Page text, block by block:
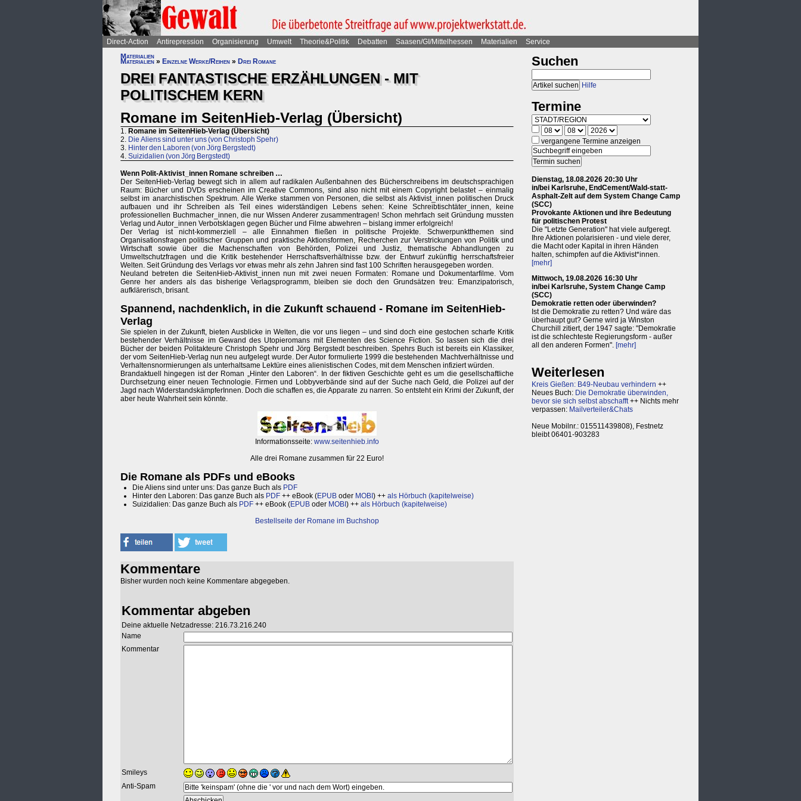
Direct-Action Antirepression Organisierung Umwelt Theorie&Politik Debatten Saasen/GI/Mittelhessen Materialien
Service
Materialien
Materialien » Einzelne Werke/Reihen » Drei Romane
DREI FANTASTISCHE ERZÄHLUNGEN - MIT
POLITISCHEM KERN
Romane im SeitenHieb-Verlag (Übersicht)
1. Romane im SeitenHieb-Verlag (Übersicht)
2. Die Aliens sind unter uns (von Christoph Spehr)
3. Hinter den Laboren (von Jörg Bergstedt)
4. Suizidalien (von Jörg Bergstedt)
Wenn Polit-Aktivist_innen Romane schreiben …
Der SeitenHieb-Verlag bewegt sich in allem auf radikalen Außenbahnen des Bücherschreibens im deutschsprachigen
Raum: Bücher und DVDs erscheinen im Creative Commons, sind also nicht mit einem Copyright belastet – einmalig
selbst im anarchistischen Spektrum. Alle Werke stammen von Personen, die selbst als Aktivist_innen politischen Druck
aufbauen und ihr Schreiben als Teil eines widerständigen Lebens sehen: Keine Schreibtischtäter_innen, keine
professionellen Buchmacher_innen, die nur Wissen Anderer zusammentragen! Schon mehrfach seit Gründung mussten
Verlag und Autor_innen Verbotsklagen gegen Bücher und Filme abwehren – bislang immer erfolgreich!
Der Verlag ist nicht-kommerziell – alle Einnahmen fließen in politische Projekte. Schwerpunktthemen sind
Organisationsfragen politischer Gruppen und praktische Aktionsformen, Recherchen zur Verstrickungen von Politik und
Wirtschaft sowie über die Machenschaften von Behörden, Polizei und Justiz, thematische Abhandlungen zu
Umweltschutzfragen und die Kritik bestehender Herrschaftsverhältnisse bzw. der Entwurf zukünftig herrschaftsfreier
Welten. Seit Gründung des Verlags vor etwas mehr als zehn Jahren sind fast 100 Schriften herausgegeben worden.
Neuland betreten die SeitenHieb-Aktivist_innen nun mit zwei neuen Formaten: Romane und Dokumentarfilme. Vom
Genre her anders als das bisherige Verlagsprogramm, bleiben sie doch den Grundsätzen treu: Emanzipatorisch,
aufklärerisch, brisant.
Spannend, nachdenklich, in die Zukunft schauend - Romane im SeitenHieb-
Verlag
Sie spielen in der Zukunft, bieten Ausblicke in Welten, die vor uns liegen – und sind doch eine gestochen scharfe Kritik
bestehender Verhältnisse im Gewand des Utopieromans mit Elementen des Science Fiction. So lassen sich die drei
Bücher der beiden Politakteure Christoph Spehr und Jörg Bergstedt beschreiben. Spehrs Buch ist bereits ein Klassiker,
der vom SeitenHieb-Verlag nun neu aufgelegt wurde. Der Autor formulierte 1999 die bestehenden Machtverhältnisse und
Verhaltensnormierungen als unterhaltsame Lektüre eines alienistischen Codes, mit dem Menschen infiziert würden.
Brandaktuell hingegen ist der Roman „Hinter den Laboren“. In der fiktiven Geschichte geht es um die gesellschaftliche
Durchsetzung einer neuen Technologie. Firmen und Lobbyverbände sind auf der Suche nach Geld, die Polizei auf der
Jagd nach WiderstandskämpferInnen. Doch die schaffen es, die Apparate zu narren. So entsteht ein Krimi der Zukunft, der
aber heute Wahrheit sein könnte.
Informationsseite: www.seitenhieb.info
Alle drei Romane zusammen für 22 Euro!
Die Romane als PDFs und eBooks
Die Aliens sind unter uns: Das ganze Buch als PDF
Hinter den Laboren: Das ganze Buch als PDF ++ eBook (EPUB oder MOBI ) ++ als Hörbuch (kapitelweise)
Suizidalien: Das ganze Buch als PDF ++ eBook (EPUB oder MOBI ) ++ als Hörbuch (kapitelweise)
Bestellseite der Romane im Buchshop
Kommentare
Bisher wurden noch keine Kommentare abgegeben.
Kommentar abgeben
Deine aktuelle Netzadresse: 216.73.216.240
Name
Kommentar
Smileys
Anti-Spam
Suchen
Hilfe
Termine
vergangene Termine anzeigen
Dienstag, 18.08.2026 20:30 Uhr
in/bei Karlsruhe, EndCement/Wald-statt-
Asphalt-Zelt auf dem System Change Camp
(SCC)
Provokante Aktionen und ihre Bedeutung
für politischen Protest
Die "Letzte Generation" hat viele aufgeregt.
Ihre Aktionen polarisieren - und viele derer,
die Macht oder Kapital in ihren Händen
halten, schimpfen auf die Aktivist*innen.
[mehr]
Mittwoch, 19.08.2026 16:30 Uhr
in/bei Karlsruhe, System Change Camp
(SCC)
Demokratie retten oder überwinden?
Ist die Demokratie zu retten? Und wäre das
überhaupt gut? Gerne wird ja Winston
Churchill zitiert, der 1947 sagte: "Demokratie
ist die schlechteste Regierungsform - außer
all den anderen Formen". [mehr]
Weiterlesen
Kreis Gießen: B49-Neubau verhindern ++
Neues Buch: Die Demokratie überwinden,
bevor sie sich selbst abschafft++ Nichts mehr
verpassen: Mailverteiler&Chats
Neue Mobilnr.: 015511439808), Festnetz
bleibt 06401-903283